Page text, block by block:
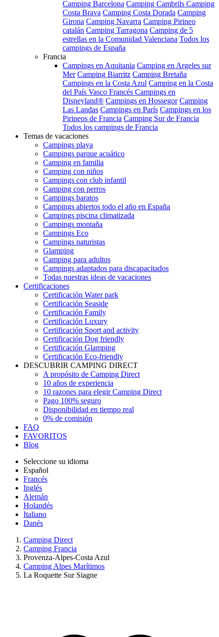
Camping Barcelona Camping Cambrils Camping
Costa Brava Camping Costa Dorada Camping
Girona Camping Navarra Camping Pirineo
catalán Camping Tarragona Camping de 5
estrellas en la Comunidad Valenciana Todos los
campings de España
Francia
Campings en Aquitania Camping en Argeles sur
Mer Camping Biarritz Camping Bretaña
Campings en la Costa Azul Camping en la Costa
del País Vasco Francés Campings en
Disneyland® Campings en Hossegor Camping
Las Landas Campings en París Campings en los
Pirineos de Francia Camping Sur de Francia
Todos los campings de Francia
Temas de vacaciones
Campings playa
Campings parque acuático
Camping en familia
Camping con niños
Campings con club infantil
Camping con perros
Campings baratos
Campings abiertos todo el año en España
Campings piscina climatizada
Campings montaña
Campings Eco
Campings naturistas
Glamping
Camping para adultos
Campings adaptados para discapacitados
Todas nuestras ideas de vacaciones
Certificaciones
Certificación Water park
Certificación Seaside
Certificación Family
Certificación Luxury
Certificación Sport and activity
Certificación Dog friendly
Certificación Glamping
Certificación Eco-friendly
DESCUBRIR CAMPING DIRECT
A propósito de Camping Direct
10 años de experiencia
10 razones para elegir Camping Direct
Pago 100% seguro
Disponibilidad en tiempo real
0% de comisión
FAQ
FAVORITOS
Blog
Seleccione su idioma
Español
Francés
Inglés
Alemán
Holandés
Italiano
Danés
Camping Direct
Camping Francia
Provenza-Alpes-Costa Azul
Camping Alpes Marítimos
La Roquette Sur Siagne